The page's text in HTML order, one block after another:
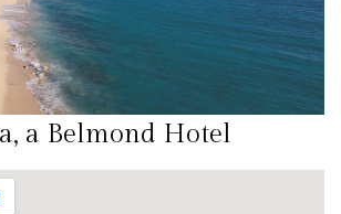
a Belmond Hotel